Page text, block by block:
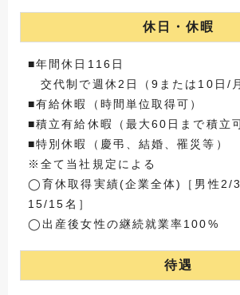
休日・休暇
■年間休日116日
交代制で週休2日（9または10日/
■有給休暇（時間単位取得可）
■積立有給休暇（最大60日まで積立
■特別休暇（慶弔、結婚、罹災等）
※全て当社規定による
◯育休取得実績(企業全体)［男性2/3
15/15名］
◯出産後女性の継続就業率100%
待遇